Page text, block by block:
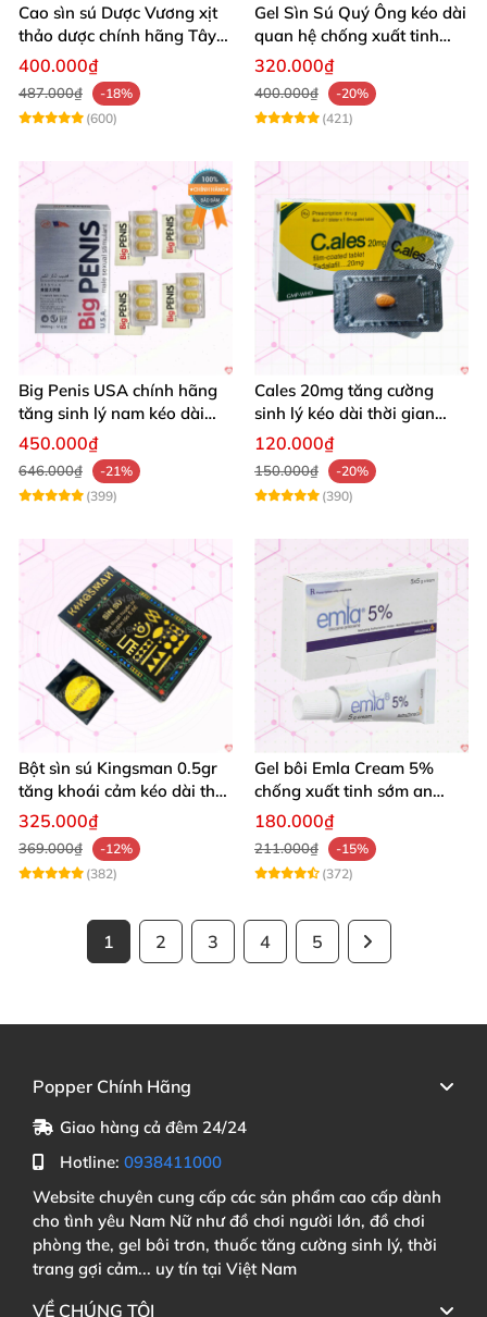
Cao sìn sú Dược Vương xịt
thảo dược chính hãng Tây
Nguyên tốt nhất
400.000₫
487.000₫
-18%
(600)
Gel Sìn Sú Quý Ông kéo dài
quan hệ chống xuất tinh
nhanh
320.000₫
400.000₫
-20%
(421)
Big Penis USA chính hãng
tăng sinh lý nam kéo dài
thời gian cường dương hộp
450.000₫
646.000₫
-21%
(399)
Cales 20mg tăng cường
sinh lý kéo dài thời gian
quan hệ chống xuất tinh
120.000₫
150.000₫
-20%
(390)
Bột sìn sú Kingsman 0.5gr
tăng khoái cảm kéo dài thời
gian quan hệ
325.000₫
369.000₫
-12%
(382)
Gel bôi Emla Cream 5%
chống xuất tinh sớm an
toàn hiệu quả 5g
180.000₫
211.000₫
-15%
(372)
1 2 3 4 5
Popper Chính Hãng
Giao hàng cả đêm 24/24
Hotline: 0938411000
Website chuyên cung cấp các sản phẩm cao cấp dành
cho tình yêu Nam Nữ như đồ chơi người lớn, đồ chơi
phòng the, gel bôi trơn, thuốc tăng cường sinh lý, thời
trang gợi cảm... uy tín tại Việt Nam
VỀ CHÚNG TÔI